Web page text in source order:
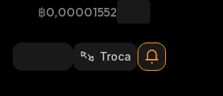
฿0,00001552
Troca